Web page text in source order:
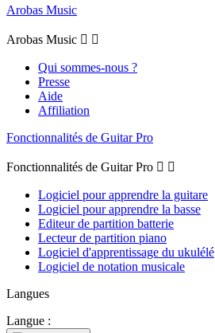
Arobas Music
Arobas Music  
Qui sommes-nous ?
Presse
Aide
Affiliation
Fonctionnalités de Guitar Pro
Fonctionnalités de Guitar Pro  
Logiciel pour apprendre la guitare
Logiciel pour apprendre la basse
Editeur de partition batterie
Lecteur de partition piano
Logiciel d'apprentissage du ukulélé
Logiciel de notation musicale
Langues
Langue :